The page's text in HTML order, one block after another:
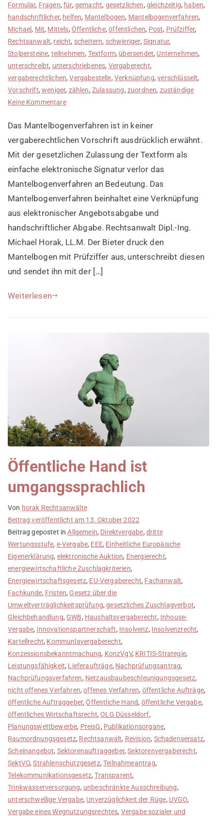
Formular, Fragen,für, gemacht, gesetzlichen, gleichzeitig, haben,
handschriftlicher, helfen, Mantelbogen, Mantelbogenverfahren,
Michael, Mit, Mittels, Öffentliche,öffentlichen, Post, Prüfziffer,
Rechtsanwalt, reicht, scheitern, schwieriger, Signatur,
Stolpersteine, teilnehmen, Textform, übersendet, Unternehmen,
unterschreibt, unterschriebenes, Vergaberecht,
vergaberechtlichen,Vergabestelle, Verknüpfung,verschlüsselt,
Vorschrift,weniger, zählen, Zulassung, zuordnen, zuständige
Keine Kommentarezu
von
Mantelbogenverfahren
Das Mantelbogenverfahren ist in keiner
vergaberechtlichen Vorschrift ausdrücklich erwähnt.
Mit der gesetzlichen Zulassung der Textform als
einfache elektronische Signatur verlor das
Mantelbogenverfahren an Bedeutung. Das
Mantelbogenverfahren beinhaltet eine Verknüpfung
aus elektronischer Angebotsabgabe und
handschriftlicher Abgabe. Rechtsanwalt Dipl.-Ing.
Michael Horak, LL.M. Der Bieter druck den
Mantelbogen mit Prüfziffer aus, unterschreibt diesen
und sendet ihn mit der […]
Weiterlesen
Öffentliche Hand ist
umgangssprachlich
Von horak Rechtsanwälte
Beitrag veröffentlicht am 13. Oktober 2022
Beitrag gepostet inAllgemein, Direktvergabe, dritte
Wertungsstufe, e-Vergabe, EEE, Einheitliche Europäische
Eigenerklärung, elektronische Auktion, Energierecht,
energiewirtschaftliche Zuschlagkriterien,
Energiewirtschaftsgesetz, EU-Vergaberecht, Fachanwalt,
Fachkunde, Fristen, Gesetz über die
Umweltverträglichkeitsprüfung,gesetzliches Zuschlagverbot,
Gleichbehandlung, GWB, Haushaltsvergaberecht, Inhouse-
Vergabe, Innovationspartnerschaft, Insolvenz, Insolvenzrecht,
Kartellrecht, Kommunlavergaberecht,
Konzessionsbekanntmachung, KonzVgV, KRITIS-Strategie,
Leistungsfähigkeit, Lieferaufträge, Nachprüfungsantrag,
Nachprüfungsverfahren, Netzausbaubeschleunigungsgesetz,
nicht offenes Verfahren,offenes Verfahren, öffentliche Aufträge,
öffentliche Auftraggeber,Öffentliche Hand, öffentliche Vergabe,
öffentliches Wirtschaftsrecht,OLG Düsseldorf,
Planungswettbewerbe, PreisG, Publikationsorgane,
Raumordnungsgesetz, Rechtsanwalt, Revision, Schadensersatz,
Scheinangebot, Sektorenauftraggeber,Sektorenvergaberecht,
SektVO,Strahlenschutzgesetz,Teilnahmeantrag,
Telekommunikationsgesetz,Transparent,
Trinkwasserversorgung, unbeschränkte Ausschreibung,
unterschwellige Vergabe, Unverzüglichkeit der Rüge, UVGO,
Vergabe eines Wegnutzungsrechtes, Vergabe sozialer und